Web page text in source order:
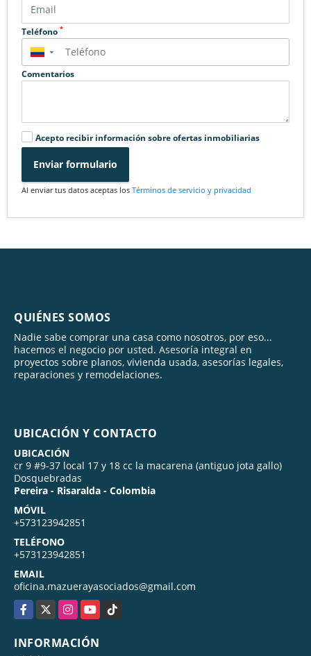
Teléfono *
▼
Comentarios
Acepto recibir información sobre ofertas inmobiliarias
Enviar formulario
Al enviar tus datos aceptas los Términos de servicio y privacidad
QUIÉNES SOMOS
Nadie sabe comprar una casa como nosotros, por eso...
hacemos el negocio por usted. Asesoría integral en
proyectos sobre planos, vivienda usada, asesorías legales,
reparaciones y remodelaciones.
UBICACIÓN Y CONTACTO
UBICACIÓN
cr 9 #9-37 local 17 y 18 cc la macarena (antiguo jota gallo)
Dosquebradas
Pereira - Risaralda - Colombia
MÓVIL
+573123942851
TELÉFONO
+573123942851
EMAIL
oficina.mazuerayasociados@gmail.com
Facebook
X InstagramYouTubeTikTok
INFORMACIÓN